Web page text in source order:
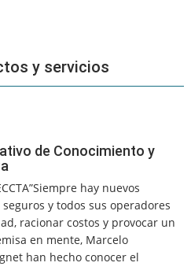
y servicios
de Conocimiento y
hay nuevos
y todos sus operadores
racionar costos y provocar un
en mente, Marcelo
han hecho conocer el